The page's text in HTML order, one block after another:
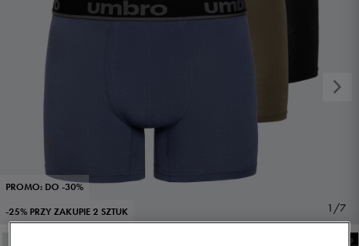
PROMO: DO -30%
-25% PRZY ZAKUPIE 2 SZTUK
1/7